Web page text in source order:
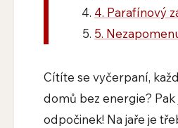
4. Parafínový
5.
Cítíte se vyčerpaní,
domů bez energie? Pak
odpočinek! Na jaře je